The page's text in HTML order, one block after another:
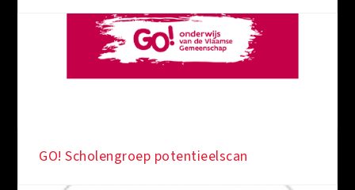
GO! Scholengroep potentieelscan